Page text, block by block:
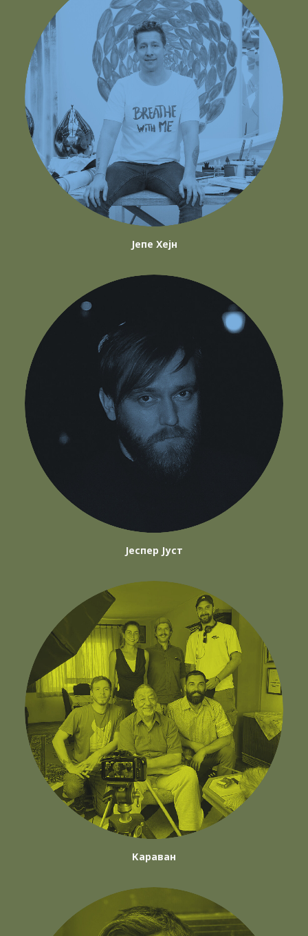
Јепе Хејн
Јеспер Јуст
Караван